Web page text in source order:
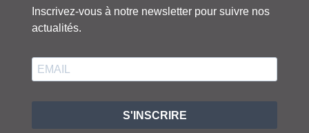
Inscrivez-vous à notre newsletter pour suivre nos
actualités.
S'INSCRIRE